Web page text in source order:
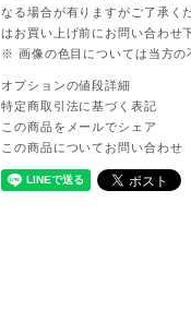
なる場合が有りますがご了承く
はお買い上げ前にお問い合わせ
※ 画像の色目については当方の
オプションの値段詳細
特定商取引法に基づく表記
この商品をメールでシェア
この商品についてお問い合わせ